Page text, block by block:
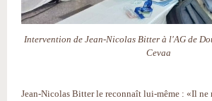
Intervention de Jean-Nicolas Bitter à l'AG de
Cevaa
Jean-Nicolas Bitter le reconnaît lui-même : «Il ne